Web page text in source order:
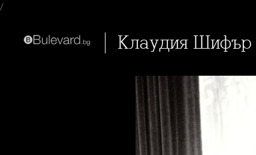
/
Клаудия